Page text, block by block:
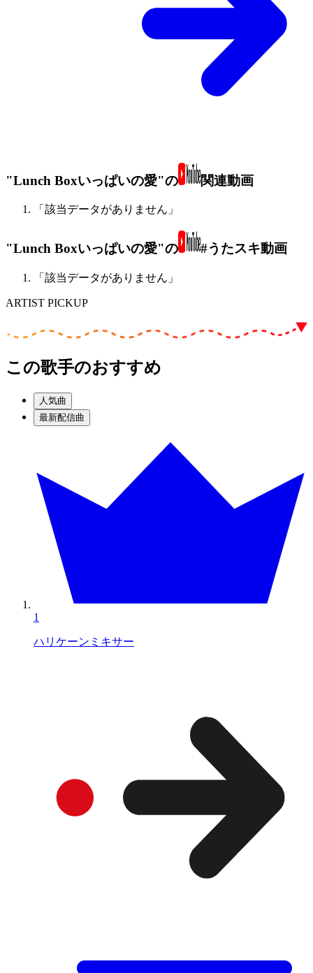
"Lunch Boxいっぱいの愛"の 関連動画
「該当データがありません」
"Lunch Boxいっぱいの愛"の #うたスキ動画
「該当データがありません」
ARTIST PICKUP
この歌手のおすすめ
人気曲
最新配信曲
1
ハリケーンミキサー